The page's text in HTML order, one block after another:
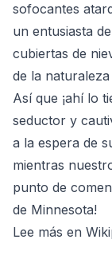
sofocantes
un entusiasta
cubiertas de
de la
Así que ¡ahí lo
seductor y
a la espera de
mientras
punto de
de Minnesota!
Lee más en